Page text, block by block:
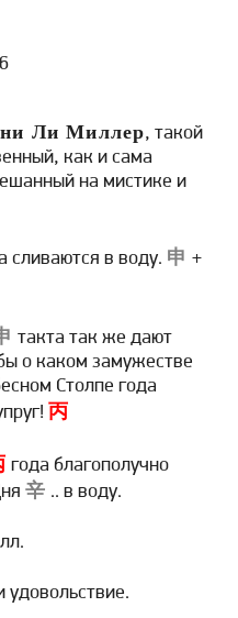
Ли Миллер, такой
как и сама
на мистике и
сливаются в воду. 申 +
такта так же дают
о каком замужестве
Столпе года
丙
года благополучно
辛 .. в воду.
удовольствие.